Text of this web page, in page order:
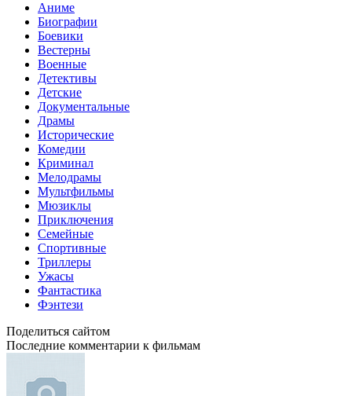
Аниме
Биографии
Боевики
Вестерны
Военные
Детективы
Детские
Документальные
Драмы
Исторические
Комедии
Криминал
Мелодрамы
Мультфильмы
Мюзиклы
Приключения
Семейные
Спортивные
Триллеры
Ужасы
Фантастика
Фэнтези
Поделиться сайтом
Последние комментарии к фильмам